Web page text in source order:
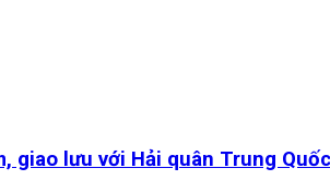
giao lưu với Hải quân Trung Quốc